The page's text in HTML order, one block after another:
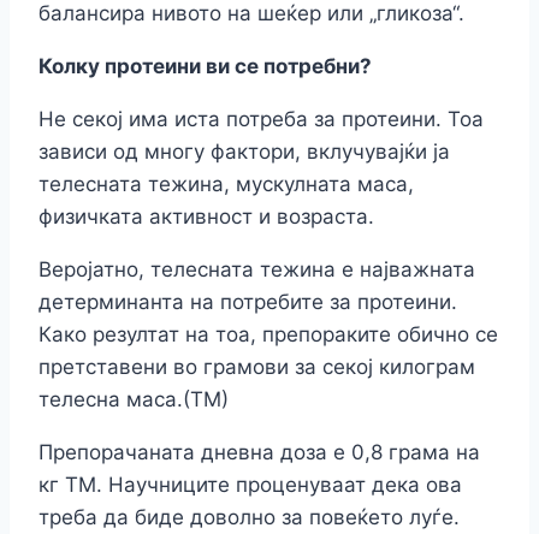
балансира нивото на шеќер или „гликоза“.
Колку протеини ви се потребни?
Не секој има иста потреба за протеини. Тоа
зависи од многу фактори, вклучувајќи ја
телесната тежина, мускулната маса,
физичката активност и возраста.
Веројатно, телесната тежина е најважната
детерминанта на потребите за протеини.
Како резултат на тоа, препораките обично се
претставени во грамови за секој килограм
телесна маса.(ТМ)
Препорачаната дневна доза е 0,8 грама на
кг ТМ. Научниците проценуваат дека ова
треба да биде доволно за повеќето луѓе.